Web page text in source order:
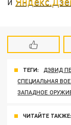
ТЕГИ:
ДЭВИД
СПЕЦИАЛЬНАЯ
ЗАПАДНОЕ
ЧИТАЙТЕ ТАКЖЕ: